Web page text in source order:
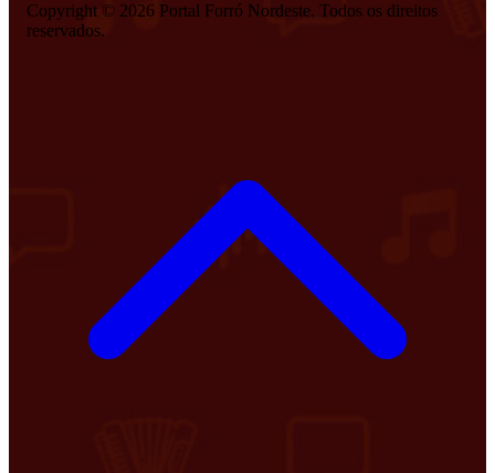
Copyright © 2026 Portal Forró Nordeste. Todos os direitos
reservados.